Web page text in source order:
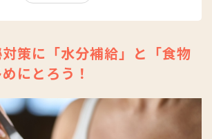
策に「水分補給」と「食物
にとろう！